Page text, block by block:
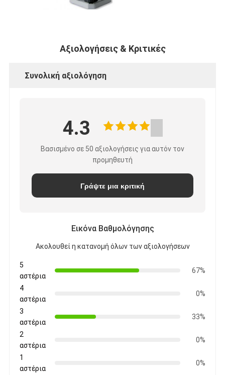
Αξιολογήσεις & Κριτικές
Συνολική αξιολόγηση
4.3
Βασισμένο σε 50 αξιολογήσεις για αυτόν τον
προμηθευτή
Γράψτε μια κριτική
Εικόνα Βαθμολόγησης
Ακολουθεί η κατανομή όλων των αξιολογήσεων
5
αστέρια
67%
4
αστέρια
0%
3
αστέρια
33%
2
αστέρια
0%
1
αστέρια
0%